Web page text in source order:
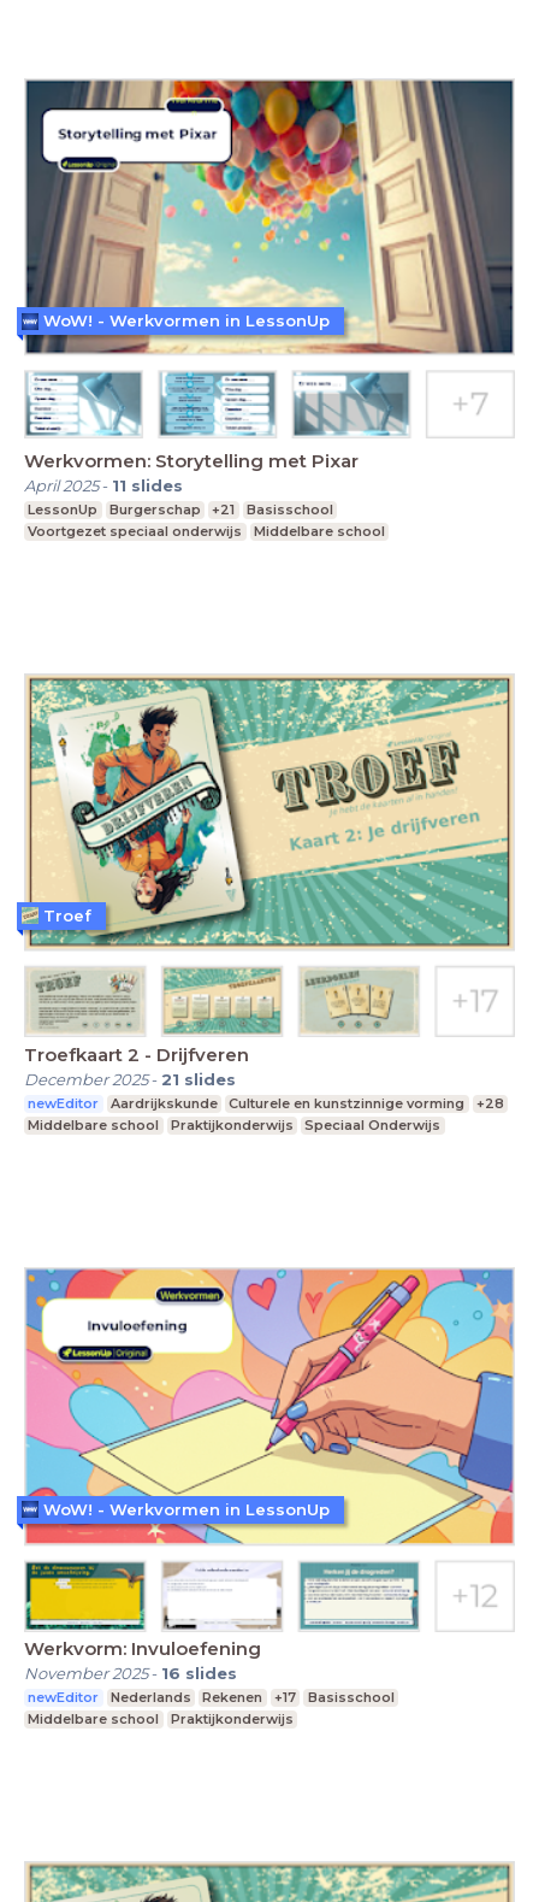
Werkvormen: Storytelling met Pixar
April 2025- 11 slides
LessonUp Burgerschap +21
Basisschool
Voortgezet speciaal onderwijs
Middelbare school
WoW! - Werkvormen in LessonUp
Troefkaart 2 - Drijfveren
December 2025- 21 slides
newEditor Aardrijkskunde Culturele en kunstzinnige vorming
+28
Middelbare school
Praktijkonderwijs Speciaal Onderwijs
Troef
Werkvorm: Invuloefening
November 2025- 16 slides
newEditor Nederlands Rekenen +17
Basisschool
Middelbare school
Praktijkonderwijs
WoW! - Werkvormen in LessonUp